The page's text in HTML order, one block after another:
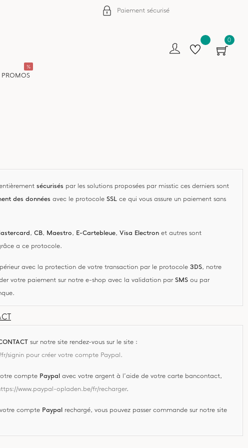
Paiement sécurisé
0
PROMOS
%
sécurisés par les solutions proposées par misstic ces derniers sont
des données avec le protocole SSL ce qui vous assure un paiement sans
, CB, Maestro, E-Cartebleue, Visa Electron et autres sont
a ce protocole.
avec la protection de votre transaction par le protocole 3DS, notre
votre paiement sur notre e-shop avec la validation par SMS ou par
sur notre site rendez-vous sur le site :
signin pour créer votre compte Paypal.
compte Paypal avec votre argent à l’aide de votre carte bancontact,
www.paypal-opladen.be/fr/recharger.
compte Paypal rechargé, vous pouvez passer commande sur notre site